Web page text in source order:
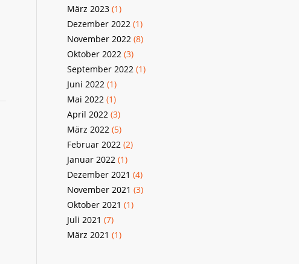
März 2023(1)
Dezember 2022(1)
November 2022(8)
Oktober 2022(3)
September 2022(1)
Juni 2022(1)
Mai 2022(1)
April 2022(3)
März 2022(5)
Februar 2022(2)
Januar 2022(1)
Dezember 2021 (4)
November 2021 (3)
Oktober 2021 (1)
Juli 2021 (7)
März 2021 (1)